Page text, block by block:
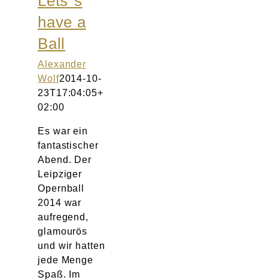
have a
Ball
Alexander
Wolf2014-10-
23T17:04:05+
02:00
Es war ein
fantastischer
Abend. Der
Leipziger
Opernball
2014 war
aufregend,
glamourös
und wir hatten
jede Menge
Spaß. Im